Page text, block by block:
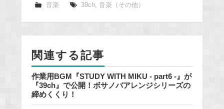
e
k
音楽 39ch, 音楽（その他）
関連する記事
作業用BGM『STUDY WITH MIKU - part6 -』が
『39ch』で公開！ボサノバアレンジシリーズの
締めくくり！